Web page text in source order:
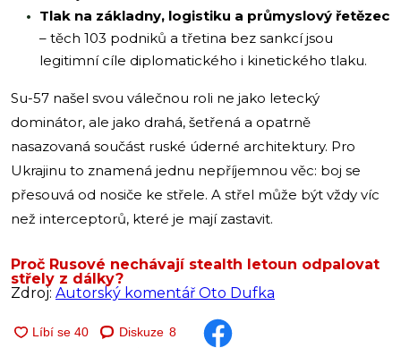
Tlak na základny, logistiku a průmyslový řetězec
– těch 103 podniků a třetina bez sankcí jsou
legitimní cíle diplomatického i kinetického tlaku.
Su-57 našel svou válečnou roli ne jako letecký
dominátor, ale jako drahá, šetřená a opatrně
nasazovaná součást ruské úderné architektury. Pro
Ukrajinu to znamená jednu nepříjemnou věc: boj se
přesouvá od nosiče ke střele. A střel může být vždy víc
než interceptorů, které je mají zastavit.
Proč Rusové nechávají stealth letoun odpalovat
střely z dálky?
Zdroj: Autorský komentář Oto Dufka
Diskuze 8